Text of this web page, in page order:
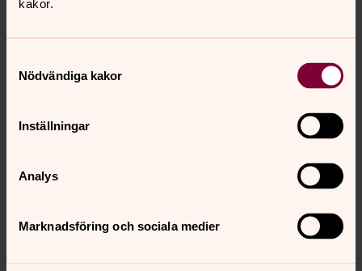
kakor.
Nödvändiga kakor
Inställningar
Analys
Marknadsföring och sociala medier
Yster Construction AB
Erik Dahlen: 0737 17 77 73
0383-919 90
Se ljuset påBönewebben 6 Augusti 2026